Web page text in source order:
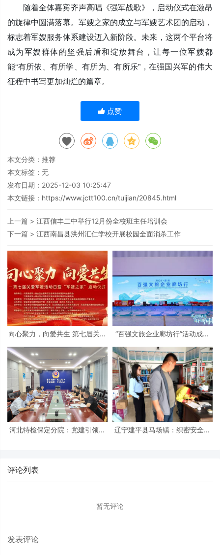
随着全体嘉宾齐声高唱《强军战歌》，启动仪式在激昂
的旋律中圆满落幕。军嫂之家的成立与军嫂艺术团的启动，
标志着军嫂服务体系建设迈入新阶段。未来，这两个平台将
成为军嫂群体的坚强后盾和绽放舞台，让每一位军嫂都
能“有所依、有所学、有所为、有所乐”，在强国兴军的伟大
征程中书写更加灿烂的篇章。
点赞
本文分类： 推荐
本文标签：无
发布日期：2025-12-03 10:25:47
本文链接： https://www.jctt100.cn/tuijian/20845.html
上一篇 > 江西信丰二中举行12月份全校班主任培训会
下一篇 > 江西南昌县洪州汇仁学校开展校园全面消杀工作
向心聚力，向爱共生 第七届关爱
式在京隆重举行
“百强文旅企业廊坊行”活动成功
河北特检保定分院：党建引领促
辽宁建平县马场镇：织密安全防
评论列表
暂无评论
发表评论